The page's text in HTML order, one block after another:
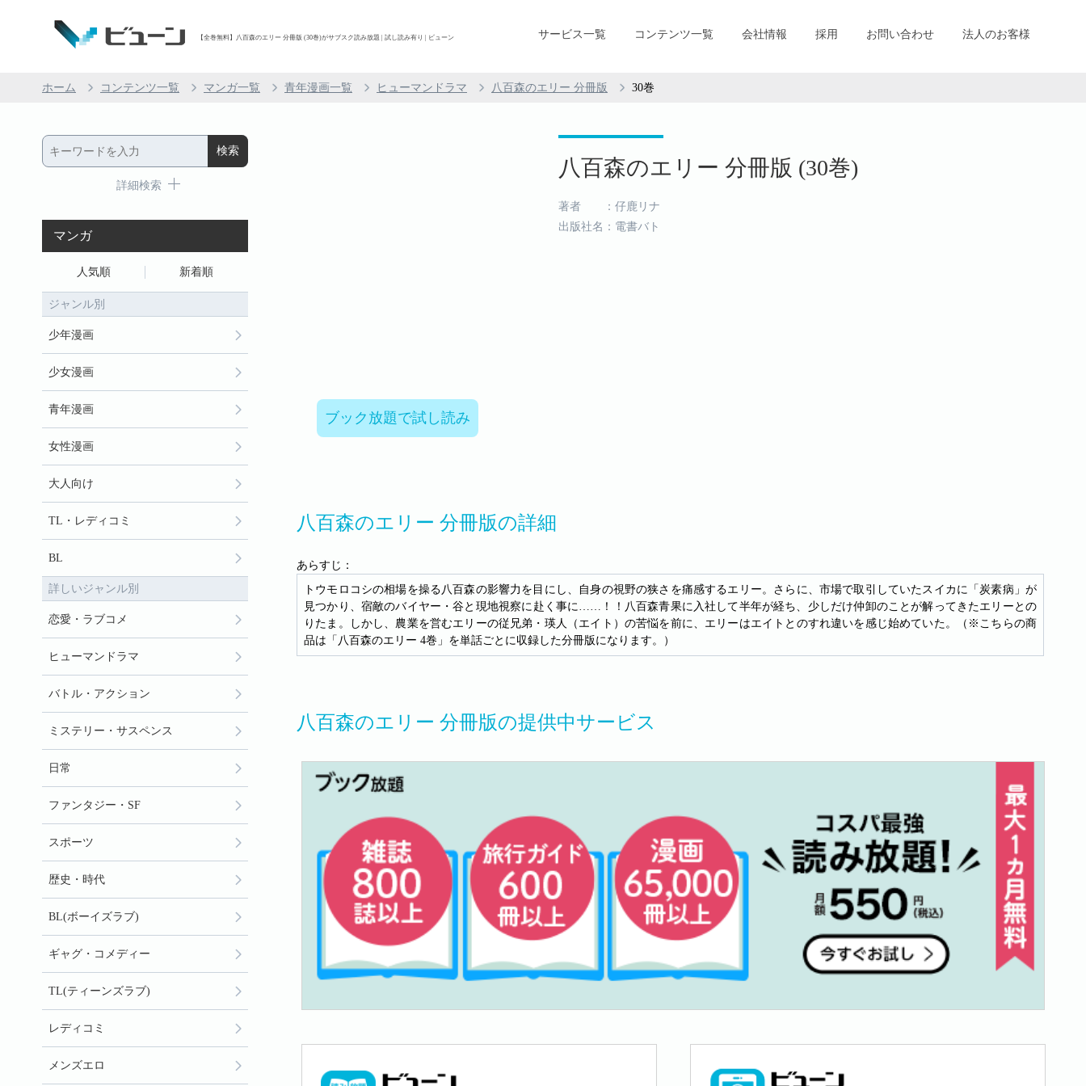
【全巻無料】八百森のエリー 分冊版 (30巻)がサブスク読み放題 | 試し読み有り | ビューン サービス一覧 コンテンツ一覧 会社情報 採用 お問い合わせ 法人のお客様
ホーム コンテンツ一覧 マンガ一覧 青年漫画一覧 ヒューマンドラマ 八百森のエリー 分冊版 30巻
ブック放題で試し読み
八百森のエリー 分冊版 (30巻)
著者 ：仔鹿リナ
出版社名：電書バト
八百森のエリー 分冊版の詳細
あらすじ：
トウモロコシの相場を操る八百森の影響力を目にし、自身の視野の狭さを痛感するエリー。さらに、市場で取引していたスイカに「炭素病」が
見つかり、宿敵のバイヤー・谷と現地視察に赴く事に……！！八百森青果に入社して半年が経ち、少しだけ仲卸のことが解ってきたエリーとの
りたま。しかし、農業を営むエリーの従兄弟・瑛人（エイト）の苦悩を前に、エリーはエイトとのすれ違いを感じ始めていた。（※こちらの商
品は「八百森のエリー 4巻」を単話ごとに収録した分冊版になります。）
八百森のエリー 分冊版の提供中サービス
詳細検索
マンガ
人気順 新着順
ジャンル別
少年漫画
少女漫画
青年漫画
女性漫画
大人向け
TL・レディコミ
BL
詳しいジャンル別
恋愛・ラブコメ
ヒューマンドラマ
バトル・アクション
ミステリー・サスペンス
日常
ファンタジー・SF
スポーツ
歴史・時代
BL(ボーイズラブ)
ギャグ・コメディー
TL(ティーンズラブ)
レディコミ
メンズエロ